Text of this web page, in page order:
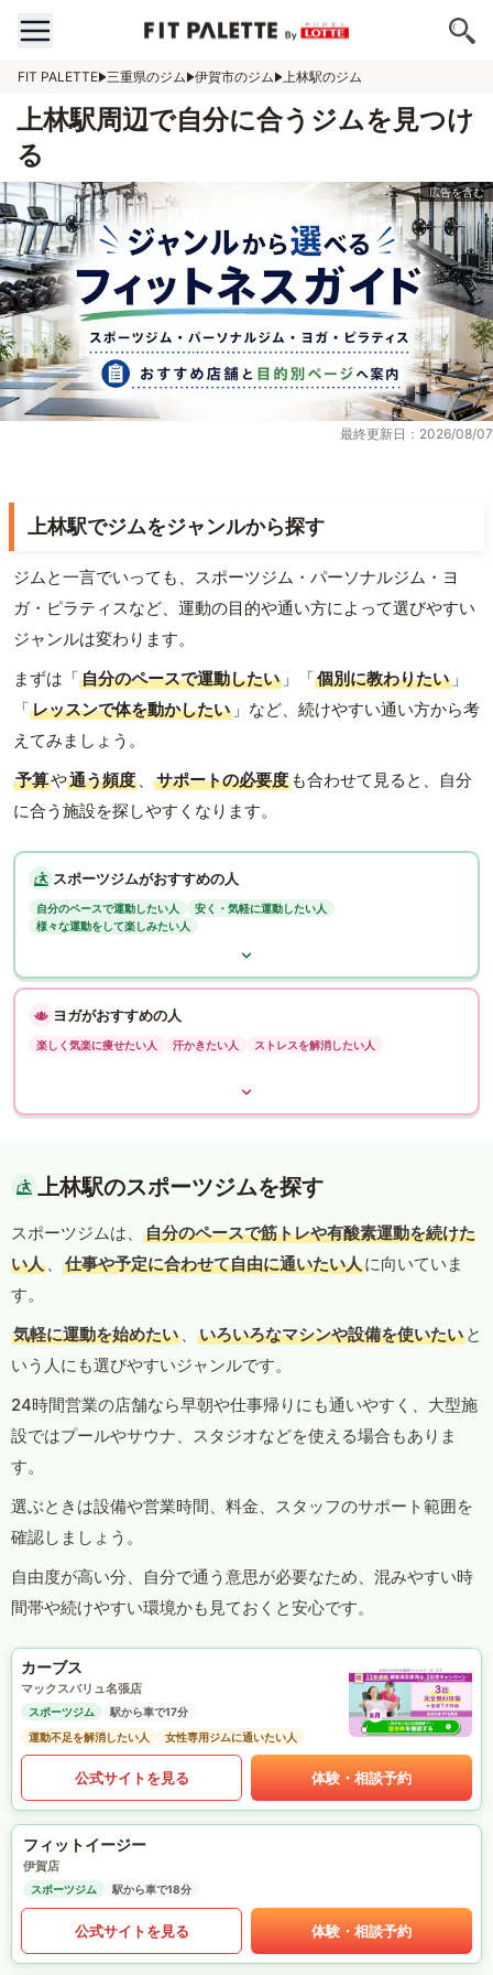
FIT PALETTE 三重県のジム 伊賀市のジム 上林駅のジム
上林駅周辺で自分に合うジムを見つけ
る
最終更新日：2026/08/07
上林駅でジムをジャンルから探す
ジムと一言でいっても、スポーツジム・パーソナルジム・ヨ
ガ・ピラティスなど、運動の目的や通い方によって選びやすい
ジャンルは変わります。
まずは「自分のペースで運動したい 」「個別に教わりたい 」
「レッスンで体を動かしたい 」など、続けやすい通い方から考
えてみましょう。
予算や通う頻度 、 サポートの必要度 も合わせて見ると、自分
に合う施設を探しやすくなります。
スポーツジムがおすすめの人
自分のペースで運動したい人
安く・気軽に運動したい人
様々な運動をして楽しみたい人
ヨガがおすすめの人
楽しく気楽に痩せたい人 汗かきたい人 ストレスを解消したい人
上林駅のスポーツジムを探す
スポーツジムは、
自分のペースで筋トレや有酸素運動を続けた
い人 、 仕事や予定に合わせて自由に通いたい人に向いていま
す。
気軽に運動を始めたい 、 いろいろなマシンや設備を使いたい と
いう人にも選びやすいジャンルです。
24時間営業の店舗なら早朝や仕事帰りにも通いやすく、大型施
設ではプールやサウナ、スタジオなどを使える場合もありま
す。
選ぶときは設備や営業時間、料金、スタッフのサポート範囲を
確認しましょう。
自由度が高い分、自分で通う意思が必要なため、混みやすい時
間帯や続けやすい環境かも見ておくと安心です。
カーブス
マックスバリュ名張店
スポーツジム
駅から車で17分
運動不足を解消したい人
女性専用ジムに通いたい人
公式サイトを見る 体験・相談予約
フィットイージー
伊賀店
スポーツジム 駅から車で18分
公式サイトを見る 体験・相談予約